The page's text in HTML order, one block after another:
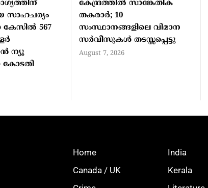
സാഹചര്യം
കേസില്‍ 567
ന്യൂ
കോടതി
കേന്ദ്രത്തില്‍ സാങ്കേതിക
തകരാര്‍; 10
സംസ്ഥാനങ്ങളിലെ വിമാന
സര്‍വീസുകള്‍ തടസ്സപ്പെട്ടു
August 7, 2026
Home
Canada / UK
India
Kerala